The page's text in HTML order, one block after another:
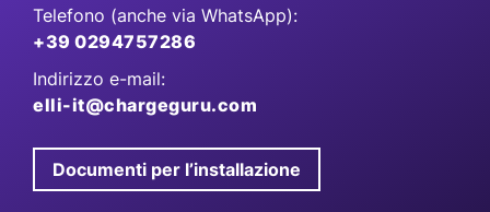
Telefono (anche via WhatsApp):
+39 0294757286
Indirizzo e-mail:
elli-it@chargeguru.com
Documenti per l’installazione